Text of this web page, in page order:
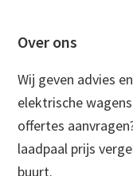
Over ons
Wij geven advies
elektrische
offertes
laadpaal prijs
buurt.